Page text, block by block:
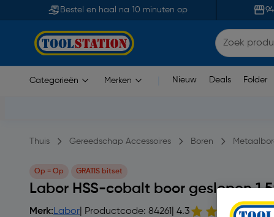
Bestel en haal na 10 minuten op
Categorieën Merken Nieuw Deals Folder
Thuis Gereedschap Accessoires Boren
Op = Op GRATIS bitset
Labor HSS-cobalt boor geslepen
Merk:Labor | Productcode: 84261 | 4.3